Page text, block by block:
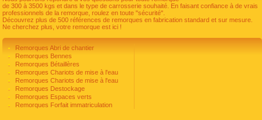
de 300 à 3500 kgs et dans le type de carrosserie souhaité. En faisant confiance à de vrais
professionnels de la remorque, roulez en toute "sécurité".
Découvrez plus de 500 références de remorques en fabrication standard et sur mesure.
Ne cherchez plus, votre remorque est ici !
Remorques Abri de chantier
Remorques Bennes
Remorques Bétaillères
Remorques Chariots de mise à l'eau
Remorques Chariots de mise à l'eau
Remorques Destockage
Remorques Espaces verts
Remorques Forfait immatriculation